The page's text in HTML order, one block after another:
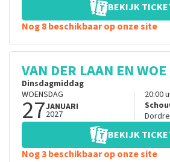
BEKIJK
Nog 8 beschikbaar op onze site
VAN DER LAAN EN WOE
Dinsdagmiddag
WOENSDAG
27JANUARI
2027
20:00
BEKIJK
Nog 3 beschikbaar op onze site